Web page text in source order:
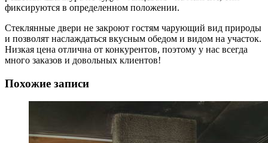
фиксируются в определенном положении.
Стеклянные двери не закроют гостям чарующий вид природы
и позволят наслаждаться вкусным обедом и видом на участок.
Низкая цена отлична от конкурентов, поэтому у нас всегда
много заказов и довольных клиентов!
Похожие записи